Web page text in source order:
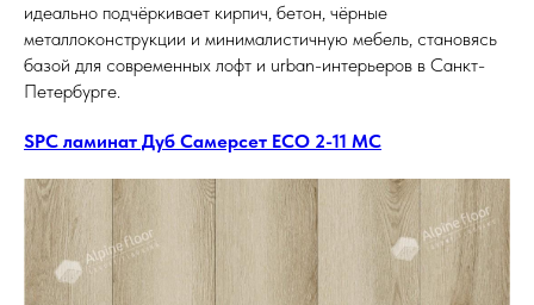
идеально подчёркивает кирпич, бетон, чёрные
металлоконструкции и минималистичную мебель, становясь
базой для современных лофт и urban-интерьеров в Санкт-
Петербурге.
SPC ламинат Дуб Самерсет ECO 2-11 MC